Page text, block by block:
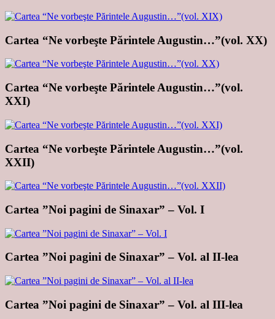
Cartea “Ne vorbeşte Părintele Augustin…”(vol. XX)
Cartea “Ne vorbeşte Părintele Augustin…”(vol.
XXI)
Cartea “Ne vorbeşte Părintele Augustin…”(vol.
XXII)
Cartea ”Noi pagini de Sinaxar” – Vol. I
Cartea ”Noi pagini de Sinaxar” – Vol. al II-lea
Cartea ”Noi pagini de Sinaxar” – Vol. al III-lea